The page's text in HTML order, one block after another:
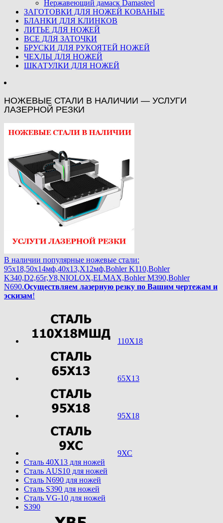
Нержавеющий дамаск Damasteel
ЗАГОТОВКИ ДЛЯ НОЖЕЙ КОВАНЫЕ
БЛАНКИ ДЛЯ КЛИНКОВ
ЛИТЬЕ ДЛЯ НОЖЕЙ
ВСЕ ДЛЯ ЗАТОЧКИ
БРУСКИ ДЛЯ РУКОЯТЕЙ НОЖЕЙ
ЧЕХЛЫ ДЛЯ НОЖЕЙ
ШКАТУЛКИ ДЛЯ НОЖЕЙ
НОЖЕВЫЕ СТАЛИ В НАЛИЧИИ — УСЛУГИ
ЛАЗЕРНОЙ РЕЗКИ
В наличии популярные ножевые стали:
95х18,50х14мф,40х13,Х12мф,Bohler K110,Bohler
K340,D2,65г,У8,NIOLOX,ELMAX,Bohler М390,Bohler
N690.Осуществляем лазерную резку по Вашим чертежам и
эскизам!
110Х18
65Х13
95Х18
9ХС
Cталь 40Х13 для ножей
Cталь AUS10 для ножей
Cталь N690 для ножей
Cталь S390 для ножей
Cталь VG-10 для ножей
S390